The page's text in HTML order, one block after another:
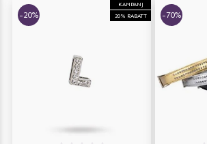
KAMPANJ
20% RABATT
-20% -70%